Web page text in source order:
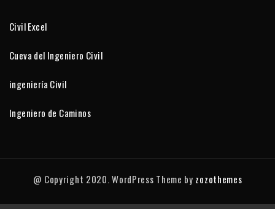
Civil Excel
Cueva del Ingeniero Civil
ingeniería Civil
Ingeniero de Caminos
@ Copyright 2020. WordPress Theme by zozothemes